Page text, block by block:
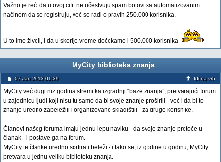
Važno je reći da u ovoj cifri ne učestvuju spam botovi sa automatizovanim
načinom da se registruju, već se radi o pravih 250.000 korisnika.
U to ime živeli, i da u skorije vreme dočekamo i 500.000 korisnika
MyCity biblioteka znanja
07 Jan 2013 01:39 Idi na vrh
MyCity već dugi niz godina stremi ka izgradnji “baze znanja”, pretvarajući forum
u zajednicu ljudi koji nisu tu samo da bi svoje znanje proširili - već i da bi to
znanje uredno zabeležili i organizovano skladištili - za druge korisnike.
Članovi našeg foruma imaju jednu lepu naviku - da svoje znanje pretoče u
članak - i postave ga na forum.
MyCity te članke uredno sortira i beleži - i tako se, iz godine u godinu, MyCity
pretvara u jednu veliku biblioteku znanja.